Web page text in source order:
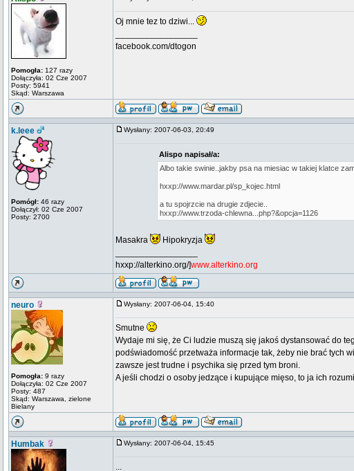
Pomogła: 127 razy
Dołączyła: 02 Cze 2007
Posty: 5941
Skąd: Warszawa
Oj mnie tez to dziwi...
facebook.com/dtogon
k.leee
Pomógł: 46 razy
Dołączył: 02 Cze 2007
Posty: 2700
Wysłany: 2007-06-03, 20:49
Alispo napisał/a:
Albo takie swinie..jakby psa na miesiac w takiej klatce
hxxp://www.mardar.pl/sp_kojec.html
a tu spojrzcie na drugie zdjecie..
hxxp://www.trzoda-chlewna...php?&opcja=1126
Masakra
Hipokryzja
hxxp://alterkino.org/]www.alterkino.org
neuro
Pomogła: 9 razy
Dołączyła: 02 Cze 2007
Posty: 487
Skąd: Warszawa, zielone
Bielany
Wysłany: 2007-06-04, 15:40
Smutne
Wydaje mi się, że Ci ludzie muszą się jakoś dystansować do
podświadomość przetważa informacje tak, żeby nie brać tych
zawsze jest trudne i psychika się przed tym broni.
A jeśli chodzi o osoby jedzące i kupujące mięso, to ja ich
Humbak Wysłany: 2007-06-04, 15:45
...